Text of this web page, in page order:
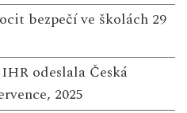
bezpečí ve školách 29
odeslala Česká
2025